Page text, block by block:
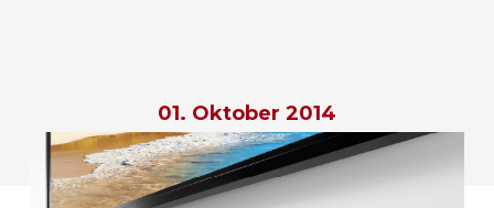
01. Oktober 2014